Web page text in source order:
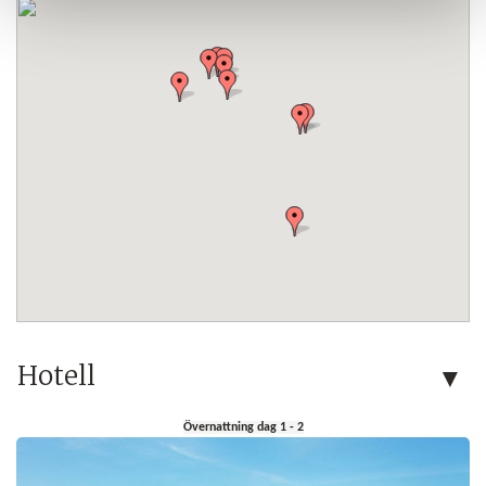
Hotell
Övernattning dag 1 - 2